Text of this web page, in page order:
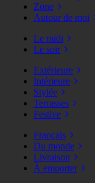
Zone
Autour de moi
Le midi
Le soir
Extérieure
Intérieure
Stylée
Terrasses
Festive
Français
Du monde
Livraison
À emporter